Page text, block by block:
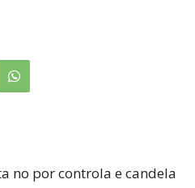
no por controla e candela